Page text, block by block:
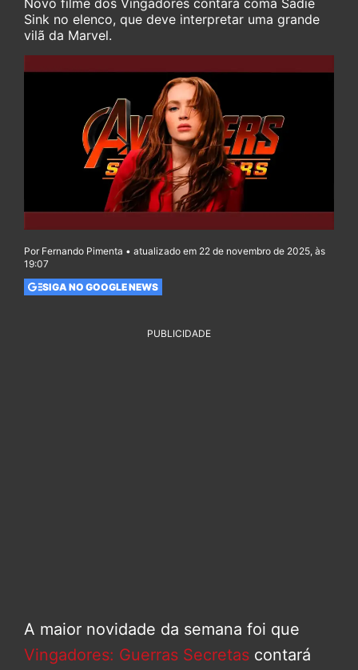
Novo filme dos Vingadores contará coma Sadie
Sink no elenco, que deve interpretar uma grande
vilã da Marvel.
Por Fernando Pimenta • atualizado em 22 de novembro de 2025, às
19:07
SIGA NO GOOGLE NEWS
PUBLICIDADE
A maior novidade da semana foi que
Vingadores: Guerras Secretas contará